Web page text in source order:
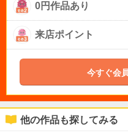
0円作品あり
来店ポイント
今すぐ会
他の作品も探してみる